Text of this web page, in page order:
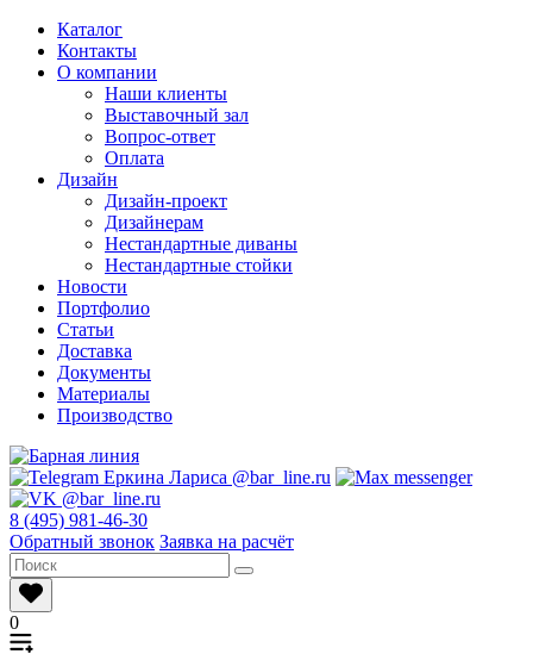
Каталог
Контакты
О компании
Наши клиенты
Выставочный зал
Вопрос-ответ
Оплата
Дизайн
Дизайн-проект
Дизайнерам
Нестандартные диваны
Нестандартные стойки
Новости
Портфолио
Статьи
Доставка
Документы
Материалы
Производство
8 (495) 981-46-30
Обратный звонок Заявка на расчёт
0